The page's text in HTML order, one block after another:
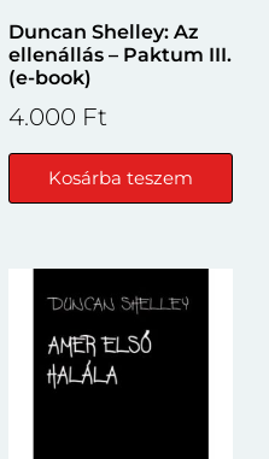
Duncan Shelley: Az
ellenállás – Paktum III.
(e-book)
4.000 Ft
Kosárba teszem